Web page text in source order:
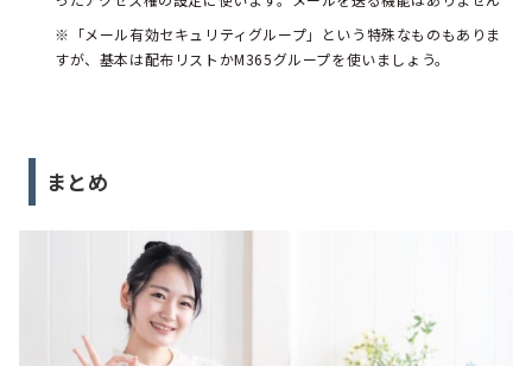
※「メール有効セキュリティグループ」という特殊なものもありま
すが、基本は配布リストかM365グループを使いましょう。
まとめ